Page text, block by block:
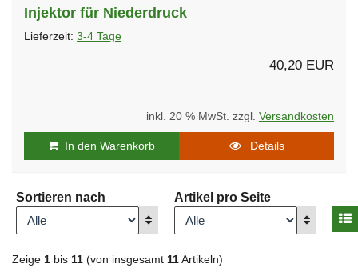
Injektor für Niederdruck
Lieferzeit: 3-4 Tage
40,20 EUR
inkl. 20 % MwSt. zzgl. Versandkosten
In den Warenkorb Details
Sortieren nach
Anzeigen
Artikel pro Seite
Anzeigen
Zeige 1 bis 11 (von insgesamt 11 Artikeln)